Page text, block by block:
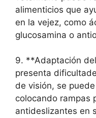
alimenticios que
en la vejez, como
glucosamina o
9. **Adaptación
presenta
de visión, se
colocando rampas
antideslizantes en